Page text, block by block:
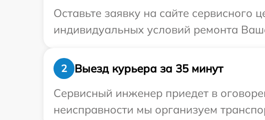
Оставьте заявку на сайте сервисного
индивидуальных условий ремонта
2
Выезд курьера за 35 минут
Сервисный инженер приедет в
неисправности мы организуем